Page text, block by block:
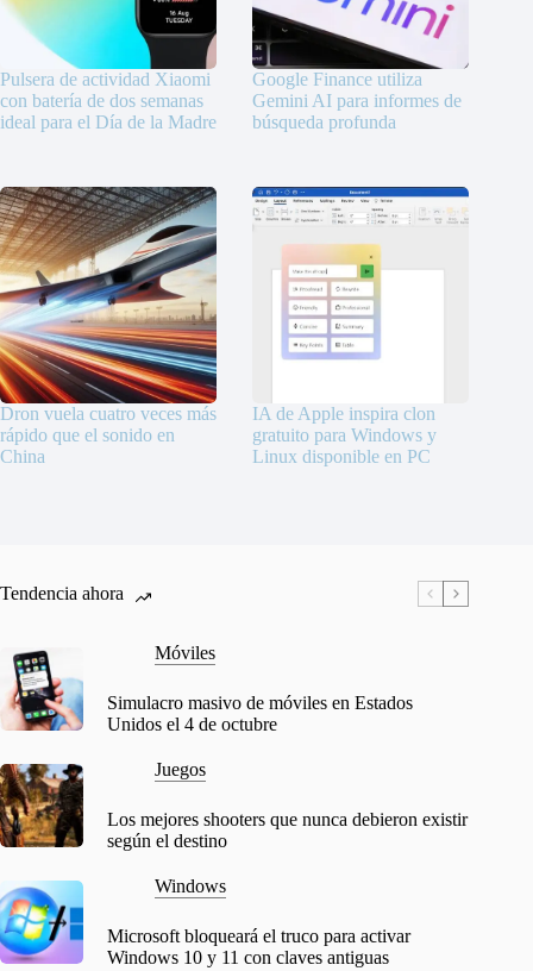
Pulsera de actividad Xiaomi
con batería de dos semanas
ideal para el Día de la Madre
Google Finance utiliza
Gemini AI para informes de
búsqueda profunda
Dron vuela cuatro veces más
rápido que el sonido en
China
IA de Apple inspira clon
gratuito para Windows y
Linux disponible en PC
Tendencia ahora
Móviles
Simulacro masivo de móviles en Estados
Unidos el 4 de octubre
Juegos
Los mejores shooters que nunca debieron existir
según el destino
Windows
Microsoft bloqueará el truco para activar
Windows 10 y 11 con claves antiguas